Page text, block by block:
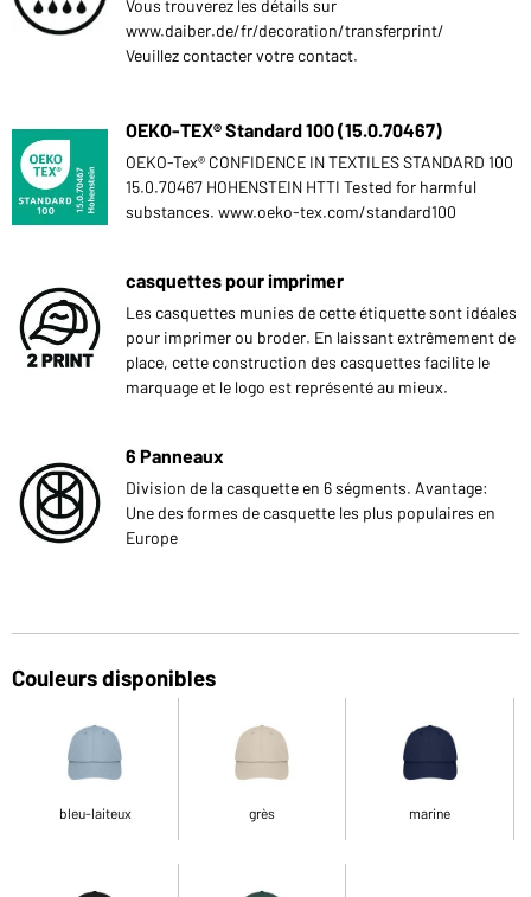
Vous trouverez les détails sur
www.daiber.de/fr/decoration/transferprint/
Veuillez contacter votre contact.
OEKO-TEX® Standard 100 (15.0.70467)
OEKO-Tex® CONFIDENCE IN TEXTILES STANDARD 100
15.0.70467 HOHENSTEIN HTTI Tested for harmful
substances. www.oeko-tex.com/standard100
casquettes pour imprimer
Les casquettes munies de cette étiquette sont idéales
pour imprimer ou broder. En laissant extrêmement de
place, cette construction des casquettes facilite le
marquage et le logo est représenté au mieux.
6 Panneaux
Division de la casquette en 6 ségments. Avantage:
Une des formes de casquette les plus populaires en
Europe
Couleurs disponibles
bleu-laiteux grès marine